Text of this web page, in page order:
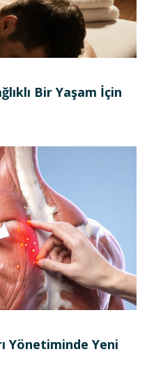
Bir Yaşam İçin
Yönetiminde Yeni